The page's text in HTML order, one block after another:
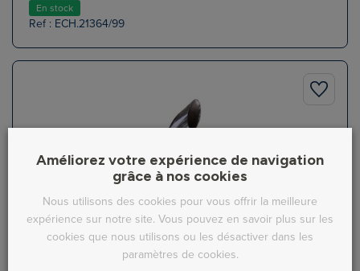
En stock
Ref : ECH.21364/99
Améliorez votre expérience de navigation
grâce à nos cookies
Nous utilisons des cookies pour vous offrir la meilleure
expérience sur notre site. Vous pouvez en savoir plus sur les
cookies que nous utilisons ou les désactiver dans les
paramètres de cookies.